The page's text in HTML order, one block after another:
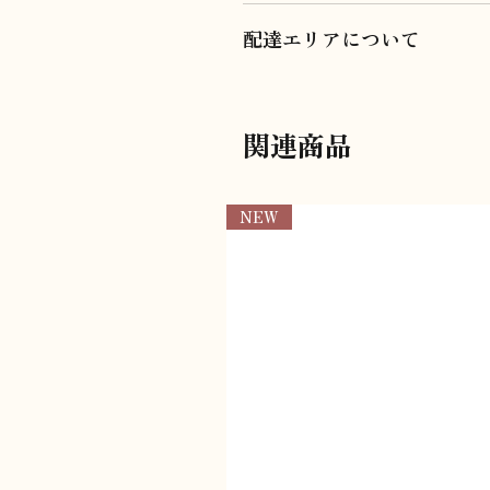
いただきます。
配達エリアについて
03-6274-6272
info@assygift.com
関連商品
NEW